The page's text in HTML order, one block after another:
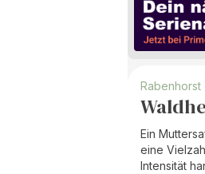
Rabenhorst
Ein
eine
Intensität